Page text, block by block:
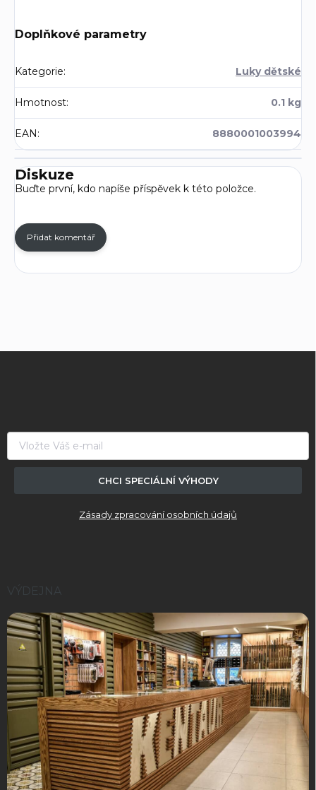
Doplňkové parametry
Kategorie: Luky dětské
Hmotnost: 0.1 kg
EAN : 8880001003994
Diskuze
Buďte první, kdo napíše příspěvek k této položce.
Přidat komentář
CHCI SPECIÁLNÍ VÝHODY
Zásady zpracování osobních údajů
VÝDEJNA